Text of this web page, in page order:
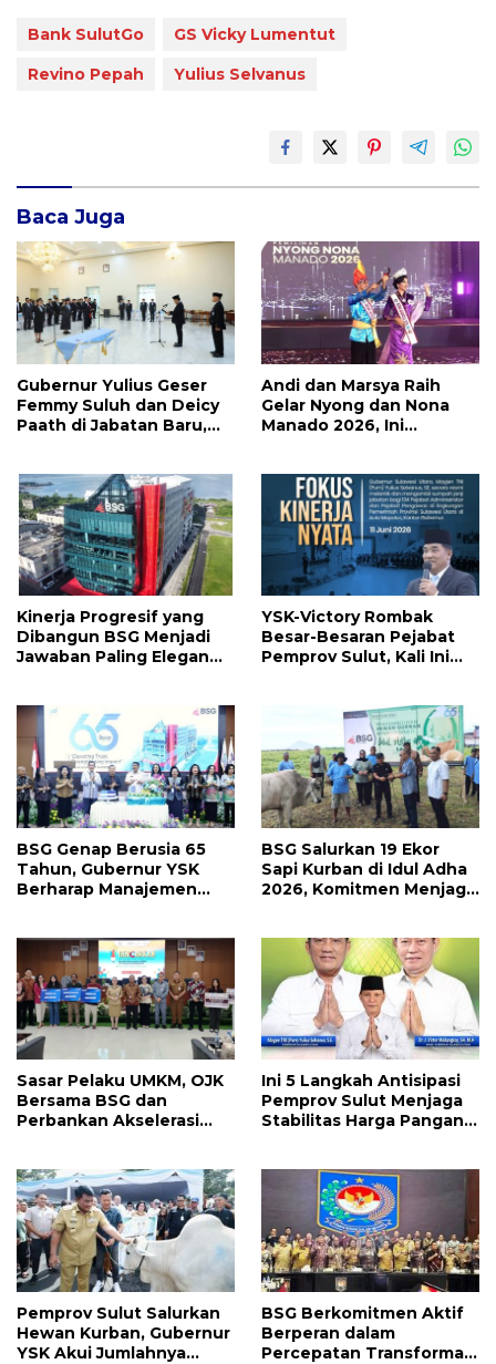
Bank SulutGo
GS Vicky Lumentut
Revino Pepah
Yulius Selvanus
Baca Juga
Gubernur Yulius Geser
Femmy Suluh dan Deicy
Paath di Jabatan Baru,
Andi dan Marsya Raih
Gelar Nyong dan Nona
Manado 2026, Ini
Kinerja Progresif yang
Dibangun BSG Menjadi
Jawaban Paling Elegan
YSK-Victory Rombak
Besar-Besaran Pejabat
Pemprov Sulut, Kali Ini
BSG Genap Berusia 65
Tahun, Gubernur YSK
Berharap Manajemen
BSG Salurkan 19 Ekor
Sapi Kurban di Idul Adha
2026, Komitmen Menjaga
Sasar Pelaku UMKM, OJK
Bersama BSG dan
Perbankan Akselerasi
Ini 5 Langkah Antisipasi
Pemprov Sulut Menjaga
Stabilitas Harga Pangan
Pemprov Sulut Salurkan
Hewan Kurban, Gubernur
YSK Akui Jumlahnya
BSG Berkomitmen Aktif
Berperan dalam
Percepatan Transformasi